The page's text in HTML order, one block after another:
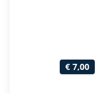
€ 7,00